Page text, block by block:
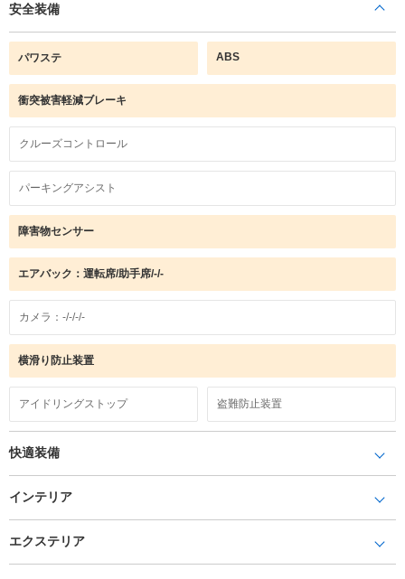
安全装備
パワステ ABS
衝突被害軽減ブレーキ
クルーズコントロール
パーキングアシスト
障害物センサー
エアバック：運転席/助手席/-/-
カメラ：-/-/-/-
横滑り防止装置
アイドリングストップ 盗難防止装置
快適装備
インテリア
エクステリア